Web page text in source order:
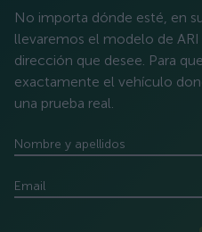
No importa dónde esté, en
llevaremos el modelo de
dirección que desee. Para
exactamente el vehículo
una prueba real.
Nombre y apellidos
Email